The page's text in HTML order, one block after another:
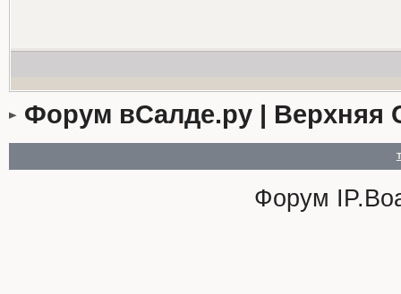
Форум вСалде.ру | Верхняя
Форум